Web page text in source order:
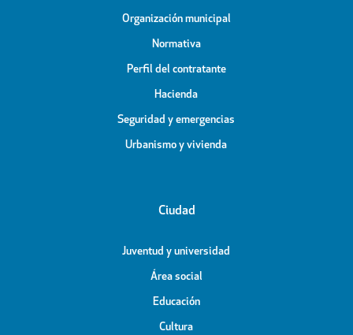
Organización municipal
Normativa
Perfil del contratante
Hacienda
Seguridad y emergencias
Urbanismo y vivienda
Ciudad
Juventud y universidad
Área social
Educación
Cultura